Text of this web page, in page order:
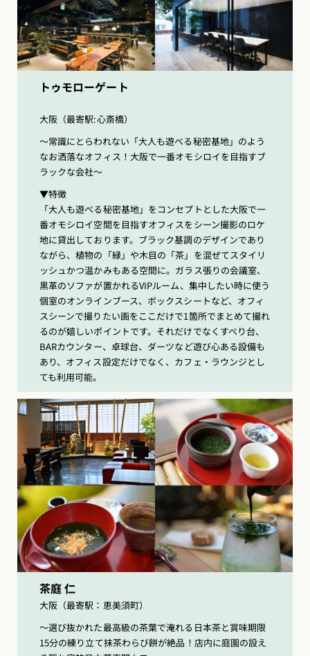
トゥモローゲート
大阪（最寄駅:心斎橋）
〜常識にとらわれない「大人も遊べる秘密基地」のよう
なお洒落なオフィス！大阪で一番オモシロイを目指すブ
ラックな会社〜
▼特徴
「大人も遊べる秘密基地」をコンセプトとした大阪で一
番オモシロイ空間を目指すオフィスをシーン撮影のロケ
地に貸出しております。ブラック基調のデザインであり
ながら、植物の「緑」や木目の「茶」を混ぜてスタイリ
ッシュかつ温かみもある空間に。ガラス張りの会議室、
黒革のソファが置かれるVIPルーム、集中したい時に使う
個室のオンラインブース、ボックスシートなど、オフィ
スシーンで撮りたい画をここだけで1箇所でまとめて撮れ
るのが嬉しいポイントです。それだけでなくすべり台、
BARカウンター、卓球台、ダーツなど遊び心ある設備も
あり、オフィス設定だけでなく、カフェ・ラウンジとし
ても利用可能。
茶庭 仁
大阪（最寄駅：恵美須町）
〜選び抜かれた最高級の茶葉で淹れる日本茶と賞味期限
15分の練り立て抹茶わらび餅が絶品！店内に庭園の設え